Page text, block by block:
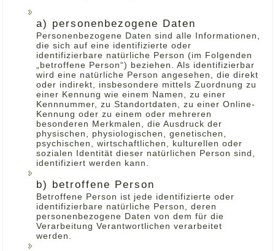
a) personenbezogene Daten
Personenbezogene Daten sind alle Informationen,
die sich auf eine identifizierte oder
identifizierbare natürliche Person (im Folgenden
„betroffene Person“) beziehen. Als identifizierbar
wird eine natürliche Person angesehen, die direkt
oder indirekt, insbesondere mittels Zuordnung zu
einer Kennung wie einem Namen, zu einer
Kennnummer, zu Standortdaten, zu einer Online-
Kennung oder zu einem oder mehreren
besonderen Merkmalen, die Ausdruck der
physischen, physiologischen, genetischen,
psychischen, wirtschaftlichen, kulturellen oder
sozialen Identität dieser natürlichen Person sind,
identifiziert werden kann.
b) betroffene Person
Betroffene Person ist jede identifizierte oder
identifizierbare natürliche Person, deren
personenbezogene Daten von dem für die
Verarbeitung Verantwortlichen verarbeitet
werden.